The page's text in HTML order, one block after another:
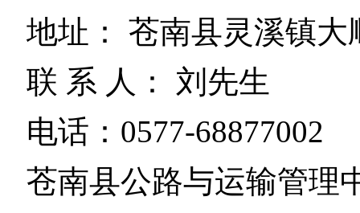
地址： 苍南县灵溪镇大
联 系 人： 刘先生
电话：0577-68877002
苍南县公路与运输管理